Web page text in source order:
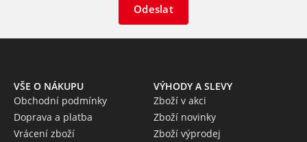
Odeslat
VŠE O NÁKUPU
Obchodní podmínky
Doprava a platba
Vrácení zboží
VÝHODY A SLEVY
Zboží v akci
Zboží novinky
Zboží výprodej